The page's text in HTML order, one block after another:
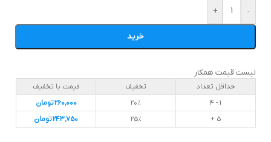
-
+
خرید
لیست قیمت همکار
حداقل تعداد تخفیف
قیمت با تخفیف
1 - 4
20%
260,000تومان
5 +
25%
243,750تومان